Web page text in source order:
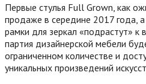
Первые стулья Full Grown, как
продаже в середине 2017 года,
рамки для зеркал «подрастут» к
партия дизайнерской мебели
ограниченном количестве и
уникальных произведений